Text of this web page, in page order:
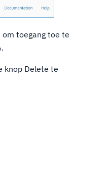
toegang toe te
knop Delete te